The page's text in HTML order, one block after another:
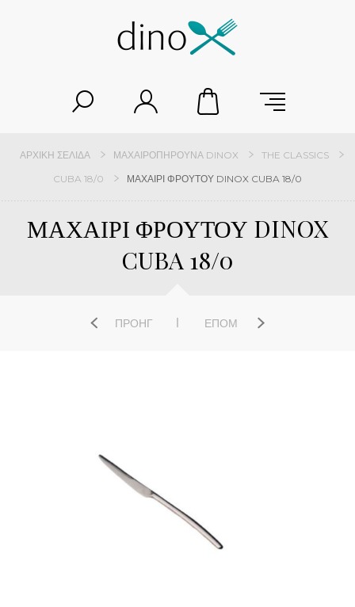
ΑΡΧΙΚΉ ΣΕΛΊΔΑ ΜΑΧΑΙΡΟΠΉΡΟΥΝΑ DINOX
THE CLASSICS
CUBA 18/0
ΜΑΧΑΙΡΙ ΦΡΟΥΤΟΥ DINOX CUBA 18/0
ΜΑΧΑΙΡΙ ΦΡΟΥΤΟΥ DINOX
CUBA 18/0
ΠΡΟΗΓ ΕΠΌΜ